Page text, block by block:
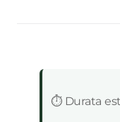
⏱️ Durata